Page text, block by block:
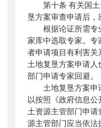
第十条 有关国土
垦方案审查申请后，
根据论证所需专
家库中选取专家。专
者申请项目有利害关
土地复垦方案申请
部门申请专家回避。
土地复垦方案申
以按照《政府信息
土资源主管部门申
源主管部门应当依法